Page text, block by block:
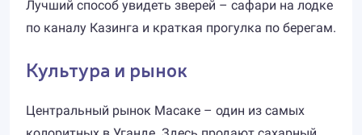
Лучший способ увидеть зверей – сафари на лодке
по каналу Казинга и краткая прогулка по берегам.
Культура и рынок
Центральный рынок Масаке – один из самых